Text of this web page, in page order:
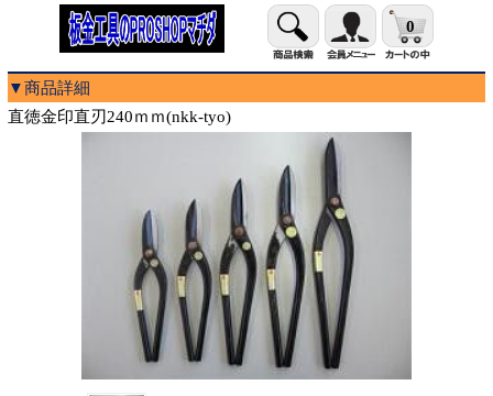
0
▼商品詳細
直徳金印直刃240ｍｍ(nkk-tyo)